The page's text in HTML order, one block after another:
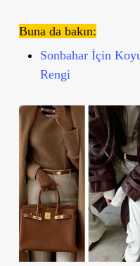
Buna da bakın:
Sonbahar İçin
Rengi